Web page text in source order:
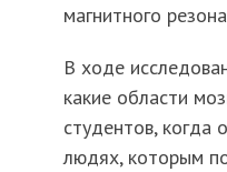
магнитного
В ходе
какие области
студентов, когда
людях, которым